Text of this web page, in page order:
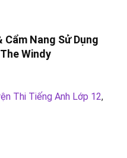
Nang Sử Dụng
The Windy
Thi Tiếng Anh Lớp 12,